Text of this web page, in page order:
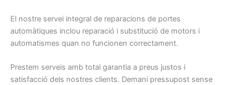
El nostre servei integral de reparacions de portes
automàtiques inclou reparació i substitució de motors i
automatismes quan no funcionen correctament.
Prestem serveis amb total garantia a preus justos i
satisfacció dels nostres clients. Demani pressupost sense